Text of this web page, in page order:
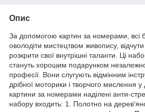
Опис
За допомогою картин за номерами, всі
оволодіти мистецтвом живопису, відчути
розкрити свої внутрішні таланти. Ці
стануть хорошим подарунком незалежно
професії. Вони слугують відмінним
дрібної моторики і творчого мислення у
картини за номерами наділені анти-
набору входить: 1. Полотно на